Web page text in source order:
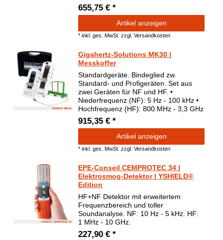
655,75 € *
Artikel anzeigen
*inkl. ges. MwSt. zzgl.Versandkosten
Gigahertz-Solutions MK30 |
Messkoffer
Standardgeräte. Bindeglied zw.
Standard- und Profigeräten. Set aus
zwei Geräten für NF und HF. •
Niederfrequenz (NF): 5 Hz - 100 kHz •
Hochfrequenz (HF): 800 MHz - 3,3 GHz
915,35 € *
Artikel anzeigen
*inkl. ges. MwSt. zzgl.Versandkosten
EPE-Conseil CEMPROTEC 34 |
Elektrosmog-Detektor | YSHIELD®
Edition
HF+NF Detektor mit erweitertem
Frequenzbereich und toller
Soundanalyse. NF: 10 Hz - 5 kHz. HF:
1 MHz - 10 GHz.
227,90 € *